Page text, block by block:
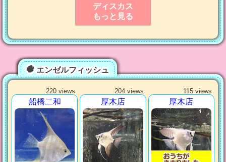
ディスカス
もっと見る
エンゼルフィッシュ
220 views
船橋二和
204 views
厚木店
115 views
厚木店